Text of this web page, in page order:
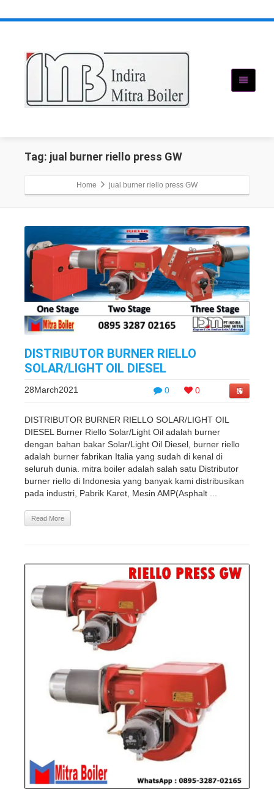
Tag: jual burner riello press GW
Home jual burner riello press GW
DISTRIBUTOR BURNER RIELLO
SOLAR/LIGHT OIL DIESEL
0 0
28March2021
DISTRIBUTOR BURNER RIELLO SOLAR/LIGHT OIL
DIESEL Burner Riello Solar/Light Oil adalah burner
dengan bahan bakar Solar/Light Oil Diesel, burner riello
adalah burner fabrikan Italia yang sudah di kenal di
seluruh dunia. mitra boiler adalah salah satu Distributor
burner riello di Indonesia yang banyak kami distribusikan
pada industri, Pabrik Karet, Mesin AMP(Asphalt ...
Read More